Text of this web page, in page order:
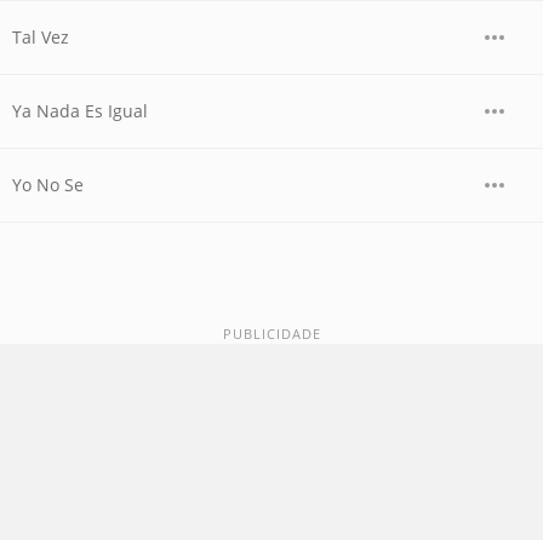
Tal Vez
Ya Nada Es Igual
Yo No Se